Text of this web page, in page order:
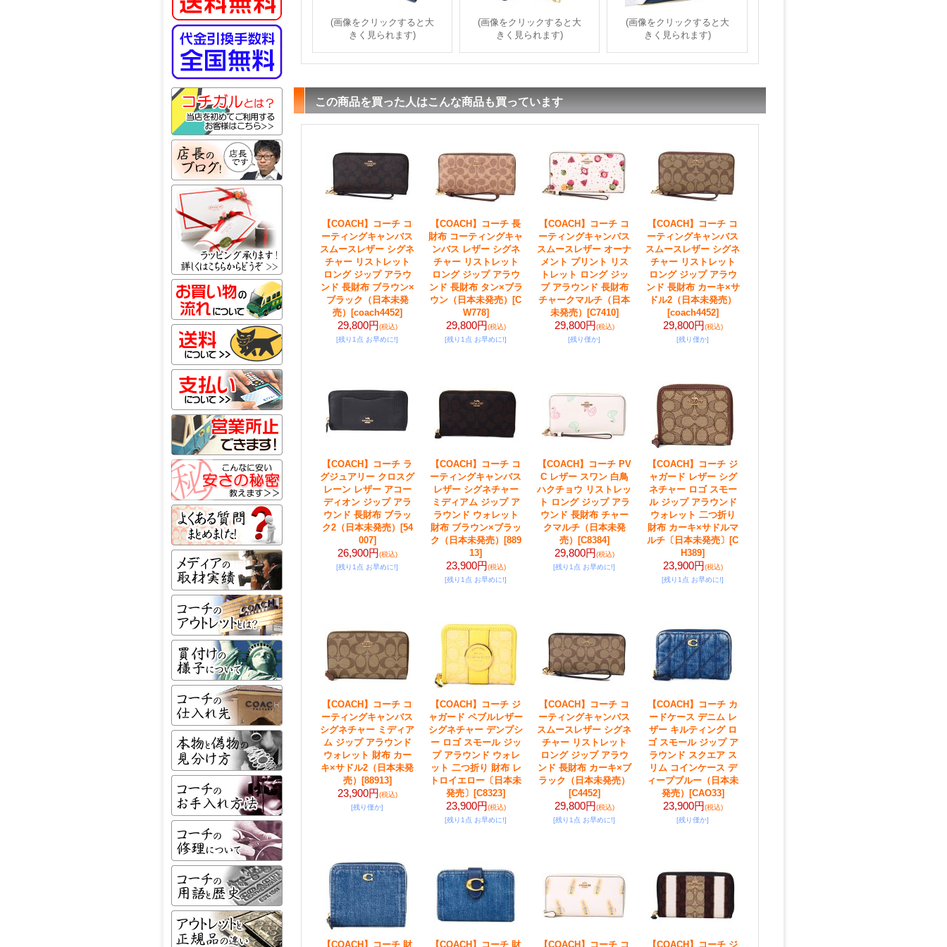
(画像をクリックすると大
きく見られます)
(画像をクリックすると大
きく見られます)
(画像をクリックすると大
きく見られます)
この商品を買った人はこんな商品も買っています
【COACH】コーチ コ
ーティングキャンバス
スムースレザー シグネ
チャー リストレット
ロング ジップ アラウ
ンド 長財布 ブラウン×
ブラック（日本未発
売）
[coach4452]
29,800円(税込)
[残り1点 お早めに!]
【COACH】コーチ 長
財布 コーティングキャ
ンバス レザー シグネ
チャー リストレット
ロング ジップ アラウ
ンド 長財布 タン×ブラ
ウン（日本未発売）
[C
W778]
29,800円(税込)
[残り1点 お早めに!]
【COACH】コーチ コ
ーティングキャンバス
スムースレザー オーナ
メント プリント リス
トレット ロング ジッ
プ アラウンド 長財布
チャークマルチ（日本
未発売）
[C7410]
29,800円(税込)
[残り僅か]
【COACH】コーチ コ
ーティングキャンバス
スムースレザー シグネ
チャー リストレット
ロング ジップ アラウ
ンド 長財布 カーキ×サ
ドル2（日本未発売）
[coach4452]
29,800円(税込)
[残り僅か]
【COACH】コーチ ラ
グジュアリー クロスグ
レーン レザー アコー
ディオン ジップ アラ
ウンド 長財布 ブラッ
ク2（日本未発売）
[54
007]
26,900円(税込)
[残り1点 お早めに!]
【COACH】コーチ コ
ーティングキャンバス
レザー シグネチャー
ミディアム ジップ ア
ラウンド ウォレット
財布 ブラウン×ブラッ
ク（日本未発売）
[889
13]
23,900円(税込)
[残り1点 お早めに!]
【COACH】コーチ PV
C レザー スワン 白鳥
ハクチョウ リストレッ
ト ロング ジップ アラ
ウンド 長財布 チャー
クマルチ（日本未発
売）
[C8384]
29,800円(税込)
[残り1点 お早めに!]
【COACH】コーチ ジ
ャガード レザー シグ
ネチャー ロゴ スモー
ル ジップ アラウンド
ウォレット 二つ折り
財布 カーキ×サドルマ
ルチ〔日本未発売〕 [C
H389]
23,900円(税込)
[残り1点 お早めに!]
【COACH】コーチ コ
ーティングキャンバス
シグネチャー ミディア
ム ジップ アラウンド
ウォレット 財布 カー
キ×サドル2（日本未発
売）
[88913]
23,900円(税込)
[残り僅か]
【COACH】コーチ ジ
ャガード ペブルレザー
シグネチャー デンプシ
ー ロゴ スモール ジッ
プ アラウンド ウォレ
ット 二つ折り 財布 レ
トロイエロー〔日本未
発売〕 [C8323]
23,900円(税込)
[残り1点 お早めに!]
【COACH】コーチ コ
ーティングキャンバス
スムースレザー シグネ
チャー リストレット
ロング ジップ アラウ
ンド 長財布 カーキ×ブ
ラック（日本未発売）
[C4452]
29,800円(税込)
[残り1点 お早めに!]
【COACH】コーチ カ
ードケース デニム レ
ザー キルティング ロ
ゴ スモール ジップ ア
ラウンド スクエア ス
リム コインケース デ
ィープブルー（日本未
発売）
[CAO33]
23,900円(税込)
[残り僅か]
【COACH】コーチ 財 【COACH】コーチ 財 【COACH】コーチ コ 【COACH】コーチ ジ